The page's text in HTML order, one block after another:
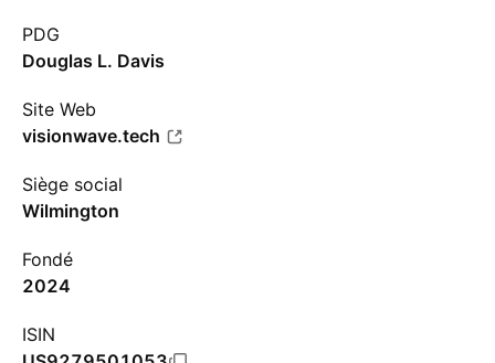
PDG
Douglas L. Davis
Site Web
visionwave.tech
Siège social
Wilmington
Fondé
2024
ISIN